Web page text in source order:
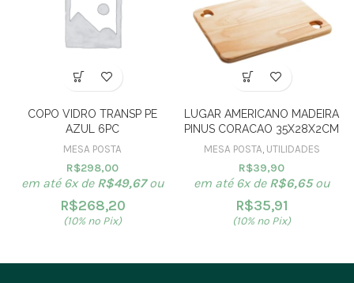
COPO VIDRO TRANSP PE
AZUL 6PC
MESA POSTA
R$298,00
em até 6x de R$49,67ou
R$268,20
(10% no Pix)
LUGAR AMERICANO MADEIRA
PINUS CORACAO 35X28X2CM
MESA POSTA UTILIDADES
R$39,90
em até 6x de R$6,65ou
R$35,91
(10% no Pix)